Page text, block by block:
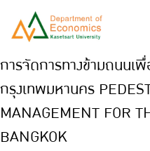
การจัดการทางข้ามถนนเ
กรุงเทพมหานคร
MANAGEMENT FOR
BANGKOK